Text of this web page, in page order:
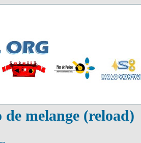
melange (reload)